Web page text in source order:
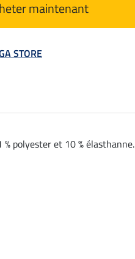
maintenant
STORE
polyester et 10 % élasthanne.